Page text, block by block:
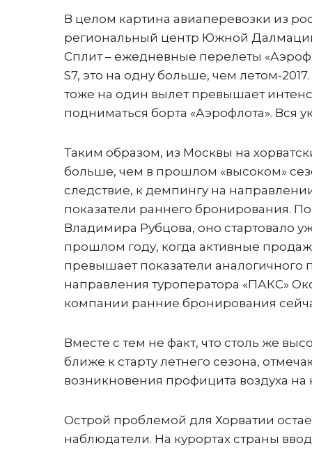
В целом картина авиаперевозки из
региональный центр Южной
Сплит – ежедневные перелеты
S7, это на одну больше, чем летом-
тоже на один вылет превышает
подниматься борта «Аэрофлота». Вся
Таким образом, из Москвы на
больше, чем в прошлом «высоком»
следствие, к демпингу на
показатели раннего бронирования.
Владимира Рубцова, оно стартовало
прошлом году, когда активные
превышает показатели аналогичного
направления туроператора «ПАКС»
компании ранние бронирования
Вместе с тем не факт, что столь же
ближе к старту летнего сезона,
возникновения профицита воздуха на
Острой проблемой для Хорватии
наблюдатели. На курортах страны